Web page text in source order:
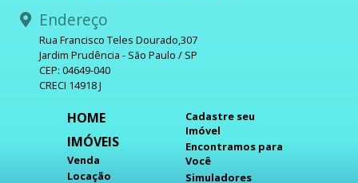
Endereço
Rua Francisco Teles Dourado,307
Jardim Prudência - São Paulo / SP
CEP: 04649-040
CRECI 14918 J
HOME
IMÓVEIS
Venda
Locação
Cadastre seu
Imóvel
Encontramos para
Você
Simuladores